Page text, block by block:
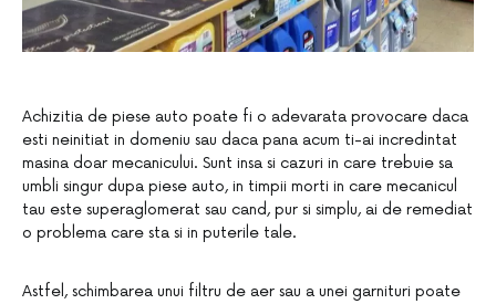
Achizitia de piese auto poate fi o adevarata provocare daca
esti neinitiat in domeniu sau daca pana acum ti-ai incredintat
masina doar mecanicului. Sunt insa si cazuri in care trebuie sa
umbli singur dupa piese auto, in timpii morti in care mecanicul
tau este superaglomerat sau cand, pur si simplu, ai de remediat
o problema care sta si in puterile tale.
Astfel, schimbarea unui filtru de aer sau a unei garnituri poate